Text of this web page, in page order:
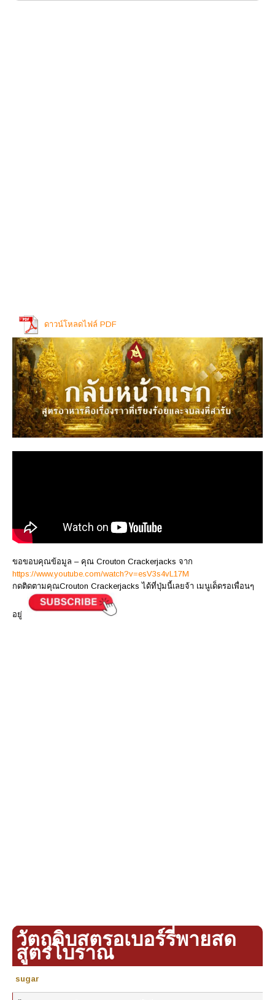
ดาวน์โหลดไฟล์ PDF
ขอขอบคุณข้อมูล – คุณ Crouton Crackerjacks จาก
https://www.youtube.com/watch?v=esV3s4vL17M
กดติดตามคุณCrouton Crackerjacks ได้ที่ปุ่มนี้เลยจ้า เมนูเด็ดรอเพื่อนๆ
อยู่
วัตถุดิบสตรอเบอร์รี่พายสด
สูตรโบราณ
sugar